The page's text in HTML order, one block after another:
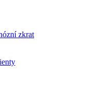
zkrat